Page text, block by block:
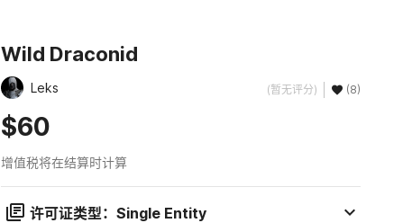
Wild Draconid
Leks (暂无评分) (8)
$60
增值税将在结算时计算
许可证类型：Single Entity